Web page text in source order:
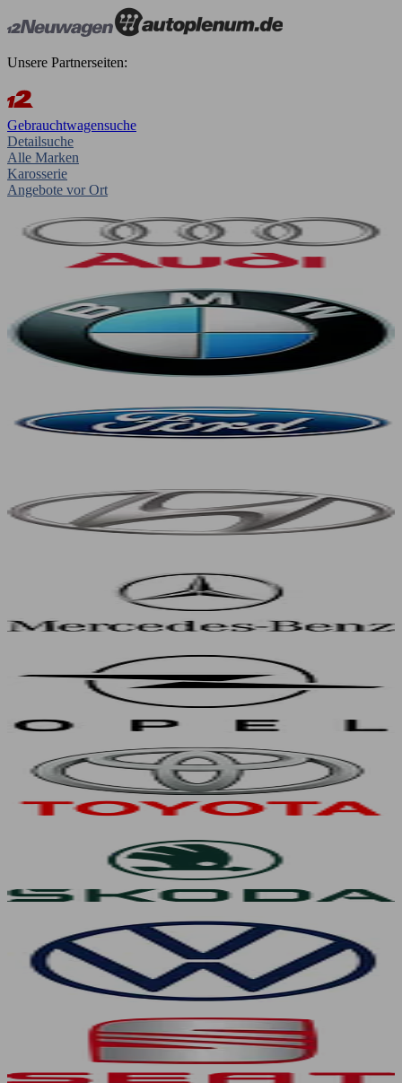
Unsere Partnerseiten:
Gebrauchtwagensuche
Detailsuche
Alle Marken
Karosserie
Angebote vor Ort